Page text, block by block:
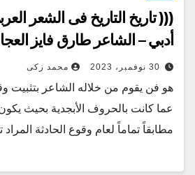
((( تاريخ التاريخ فى الشعر
أدبي – الشاعر طارق فايز العجاوي
30 نوفمبر، 2023 محمد زكى
هو فن يقوم من خلاله الشاعر بتثبيت
عما كانت بالحروف الأبجدية بحيث
مطابقاً تماماً لعام وقوع الحادثة المراد